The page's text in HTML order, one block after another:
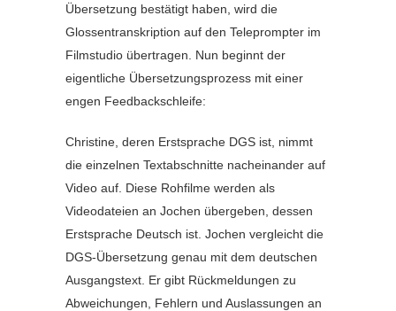
Übersetzung bestätigt haben, wird die
Glossentranskription auf den Teleprompter im
Filmstudio übertragen. Nun beginnt der
eigentliche Übersetzungsprozess mit einer
engen Feedbackschleife:
Christine, deren Erstsprache DGS ist, nimmt
die einzelnen Textabschnitte nacheinander auf
Video auf. Diese Rohfilme werden als
Videodateien an Jochen übergeben, dessen
Erstsprache Deutsch ist. Jochen vergleicht die
DGS-Übersetzung genau mit dem deutschen
Ausgangstext. Er gibt Rückmeldungen zu
Abweichungen, Fehlern und Auslassungen an